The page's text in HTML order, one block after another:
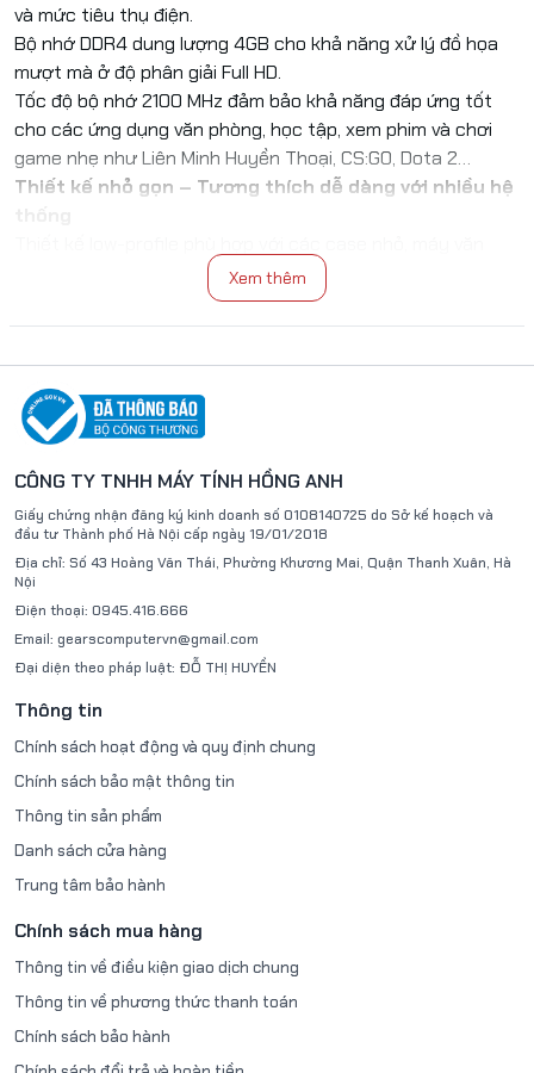
và mức tiêu thụ điện.
Bộ nhớ DDR4 dung lượng 4GB cho khả năng xử lý đồ họa
mượt mà ở độ phân giải Full HD.
Tốc độ bộ nhớ 2100 MHz đảm bảo khả năng đáp ứng tốt
cho các ứng dụng văn phòng, học tập, xem phim và chơi
game nhẹ như Liên Minh Huyền Thoại, CS:GO, Dota 2…
Thiết kế nhỏ gọn – Tương thích dễ dàng với nhiều hệ
Đi kèm bracket low-profile, dễ dàng lắp đặt vào các thùng
máy mini hoặc slim.
ổn định trong thời gian dài.
Kết nối hình ảnh chất lượng cao
Trang bị cổng HDMI và DVI-D hỗ trợ xuất hình ảnh đồng
thời đến hai màn hình.
mang đến trải nghiệm hình ảnh sắc nét, sống động.
Tương thích tốt với các màn hình đời mới và cả các thiết
bị cũ.
Tiết kiệm điện – Không cần nguồn phụ
TDP chỉ 30W, hoạt động ổn định chỉ với nguồn cấp từ khe
PCIe, không yêu cầu nguồn phụ.
Thích hợp cho các hệ thống có nguồn công suất thấp (chỉ
Công nghệ NVIDIA GPU Boost tự động điều chỉnh xung nhịp
để đạt hiệu năng tối ưu mà vẫn tiết kiệm điện.
Tương thích rộng – Dễ nâng cấp
Hỗ trợ DirectX 12 và OpenGL 4.5, tương thích với hầu hết
các phần mềm đồ họa và trò chơi hiện nay.
Tương thích với Windows 10, 11 và các phiên bản hệ điều
hành phổ biến khác.
Cài đặt dễ dàng, driver được nhận diện nhanh chóng qua
phần mềm GeForce Experience.
Thông số kỹ thuật chính
GPU: NVIDIA GeForce GT1030
Xem thêm
CÔNG TY TNHH MÁY TÍNH HỒNG ANH
Giấy chứng nhận đăng ký kinh doanh số 0108140725 do Sở kế hoạch và
đầu tư Thành phố Hà Nội cấp ngày 19/01/2018
Địa chỉ: Số 43 Hoàng Văn Thái, Phường Khương Mai, Quận Thanh Xuân, Hà
Nội
Điện thoại: 0945.416.666
Email: gearscomputervn@gmail.com
Đại diện theo pháp luật: ĐỖ THỊ HUYỀN
Thông tin
Chính sách hoạt động và quy định chung
Chính sách bảo mật thông tin
Thông tin sản phẩm
Danh sách cửa hàng
Trung tâm bảo hành
Chính sách mua hàng
Thông tin về điều kiện giao dịch chung
Thông tin về phương thức thanh toán
Chính sách bảo hành